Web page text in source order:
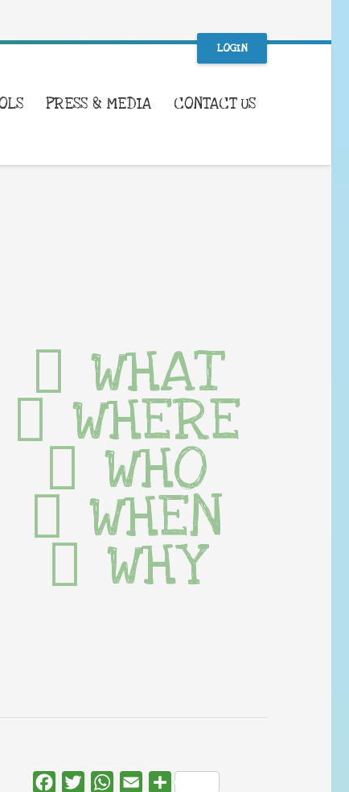
LOGIN
PRESS & MEDIA CONTACT US
WHAT
WHERE
WHO
WHEN
WHY
FacebookTwitterWhatsApp
Email Share